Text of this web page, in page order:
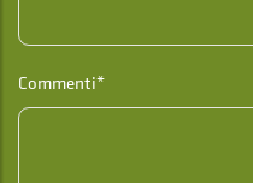
Commenti*